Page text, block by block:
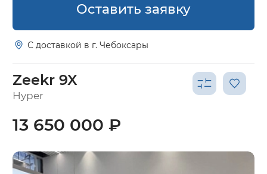
Оставить заявку
С доставкой в г. Чебоксары
Zeekr 9X
Hyper
13 650 000 ₽